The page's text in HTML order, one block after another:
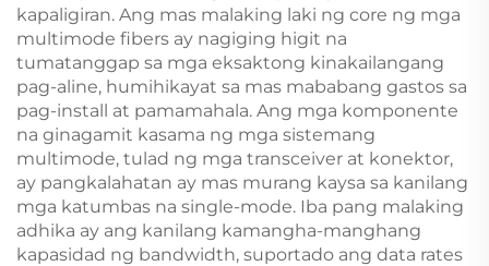
kapaligiran. Ang mas malaking laki ng core ng mga
multimode fibers ay nagiging higit na
tumatanggap sa mga eksaktong kinakailangang
pag-aline, humihikayat sa mas mababang gastos sa
pag-install at pamamahala. Ang mga komponente
na ginagamit kasama ng mga sistemang
multimode, tulad ng mga transceiver at konektor,
ay pangkalahatan ay mas murang kaysa sa kanilang
mga katumbas na single-mode. Iba pang malaking
adhika ay ang kanilang kamangha-manghang
kapasidad ng bandwidth, suportado ang data rates